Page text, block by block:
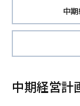
中
中期経営計